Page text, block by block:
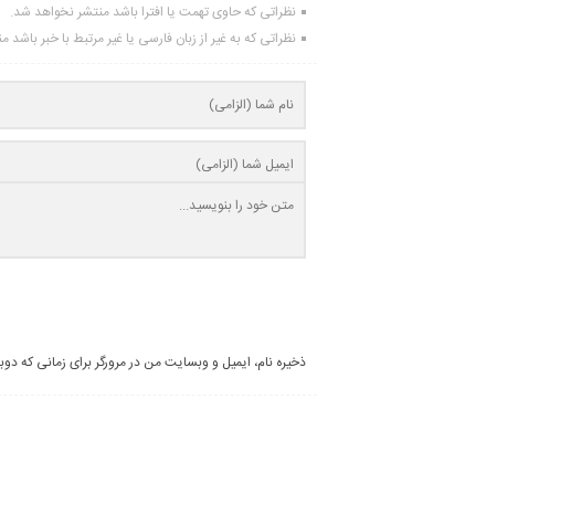
نظراتی که حاوی تهمت یا افترا باشد منتشر نخواهد شد.
نظراتی که به غیر از زبان فارسی یا غیر مرتبط با خبر
ذخیره نام، ایمیل و وبسایت من در مرورگر برای زمانی که